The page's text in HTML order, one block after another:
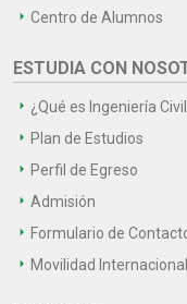
Centro de Alumnos
ESTUDIA CON
¿Qué es Ingeniería
Plan de Estudios
Perfil de Egreso
Admisión
Formulario de
Movilidad Internacional